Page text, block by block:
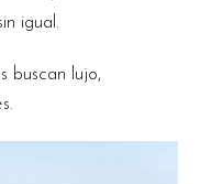
igual.
buscan lujo,